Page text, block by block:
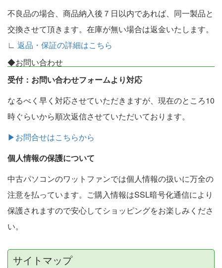
不良品の場合、商品納入後７日以内であれば、同一製品と
交換させて頂きます。在庫が無い場合は返金いたします。
∟ 返品・保証の詳細はこちら
◆お問い合わせ
受付：お問い合わせフォームより対応
なるべく早く対応させていただきますが、現在のところ10
時ぐらいから順次返信させていただいております。
▶お問合せはこちらから
個人情報の保護について
中古パソコンのワットファンでは個人情報の扱いに万全の
注意を払っています。ご購入情報はSSL暗号化通信により
保護されますので安心してショッピングをお楽しみくださ
い。
サイトマップ